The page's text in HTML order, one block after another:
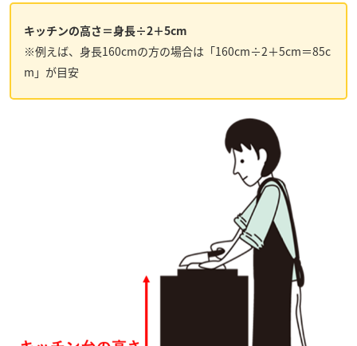
キッチンの高さ＝身長÷2＋5cm
※例えば、身長160cmの方の場合は「160cm÷2＋5cm＝85c
m」が目安